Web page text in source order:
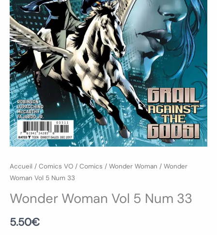
Accueil / Comics VO / Comics / Wonder Woman / Wonder
Woman Vol 5 Num 33
Wonder Woman Vol 5 Num 33
5.50€